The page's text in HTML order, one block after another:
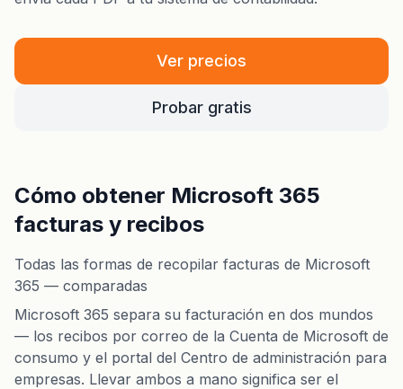
Ver precios
Probar gratis
Cómo obtener Microsoft 365
facturas y recibos
Todas las formas de recopilar facturas de Microsoft
365 — comparadas
Microsoft 365 separa su facturación en dos mundos
— los recibos por correo de la Cuenta de Microsoft de
consumo y el portal del Centro de administración para
empresas. Llevar ambos a mano significa ser el